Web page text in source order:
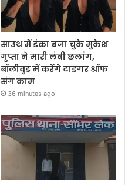
साउथ में डंका बजा चुके मुकेश
गुप्ता ने मारी लंबी छलांग,
बॉलीवुड में करेंगे टाइगर श्रॉफ
संग काम
36 minutes ago